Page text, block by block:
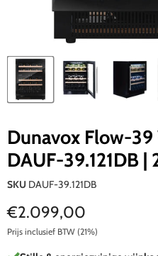
Dunavox Flow-
DAUF-39.121DB |
SKU DAUF-39.121DB
Huidige prijs
€2.099,00
Prijs inclusief BTW (21%)